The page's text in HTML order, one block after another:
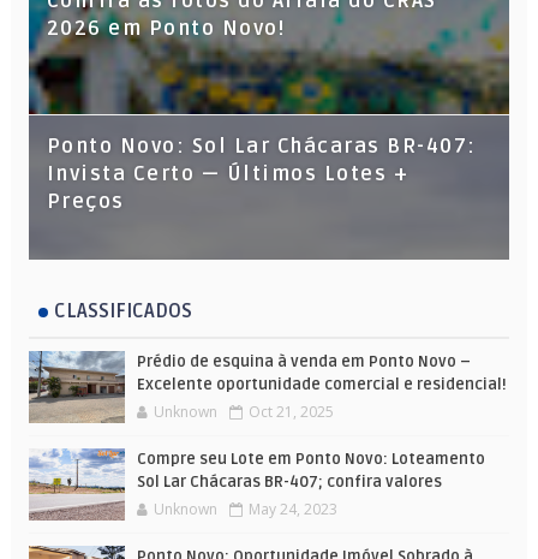
2026 em Ponto Novo!
Ponto Novo: Sol Lar Chácaras BR-407:
Invista Certo — Últimos Lotes +
Preços
CLASSIFICADOS
Prédio de esquina à venda em Ponto Novo –
Excelente oportunidade comercial e residencial!
Unknown Oct 21, 2025
Compre seu Lote em Ponto Novo: Loteamento
Sol Lar Chácaras BR-407; confira valores
Unknown May 24, 2023